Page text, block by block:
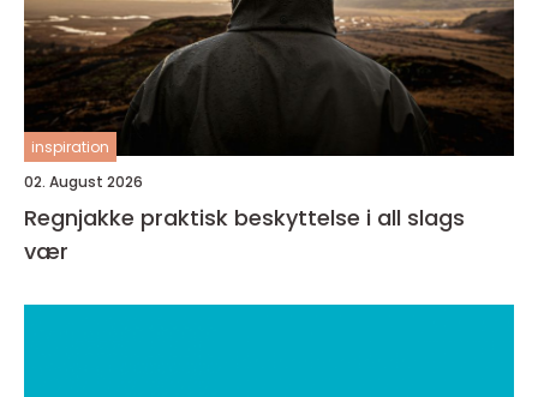
inspiration
02. August 2026
Regnjakke praktisk beskyttelse i all slags
vær